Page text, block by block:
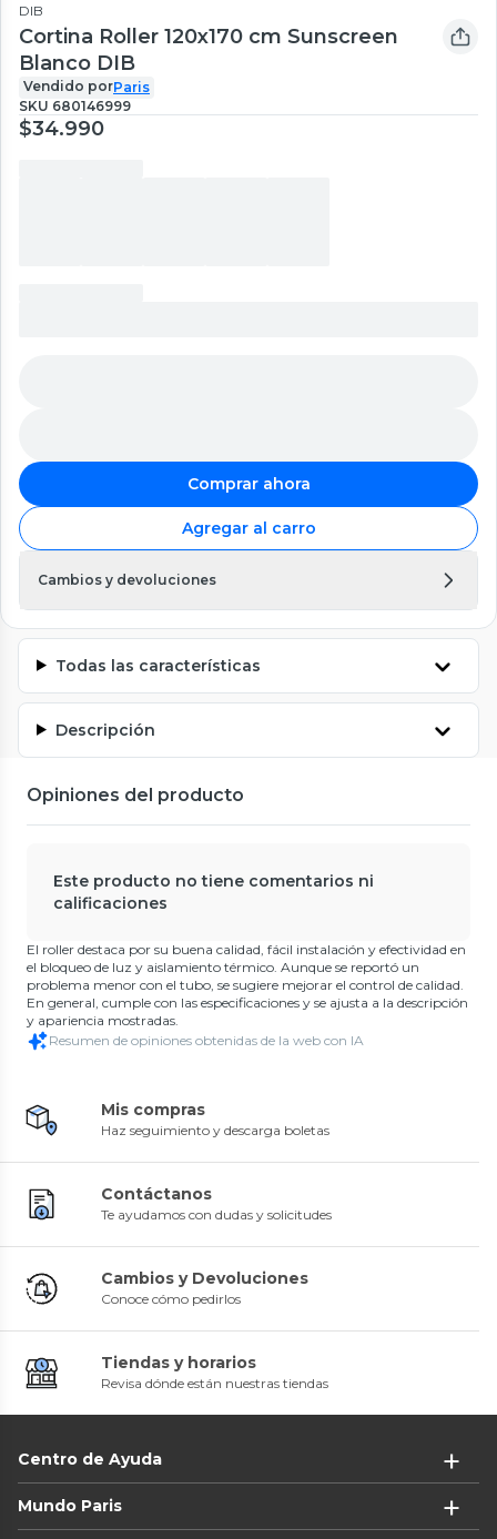
DIB
Cortina Roller 120x170 cm Sunscreen
Blanco DIB
Vendido porParis
SKU 680146999
$34.990
Comprar ahora
Agregar al carro
Cambios y devoluciones
Todas las características
Descripción
Opiniones del producto
Este producto no tiene comentarios ni
calificaciones
El roller destaca por su buena calidad, fácil instalación y efectividad en
el bloqueo de luz y aislamiento térmico. Aunque se reportó un
problema menor con el tubo, se sugiere mejorar el control de calidad.
En general, cumple con las especificaciones y se ajusta a la descripción
y apariencia mostradas.
Resumen de opiniones obtenidas de la web con IA
Mis compras
Haz seguimiento y descarga boletas
Contáctanos
Te ayudamos con dudas y solicitudes
Cambios y Devoluciones
Conoce cómo pedirlos
Tiendas y horarios
Revisa dónde están nuestras tiendas
Centro de Ayuda
Mundo Paris